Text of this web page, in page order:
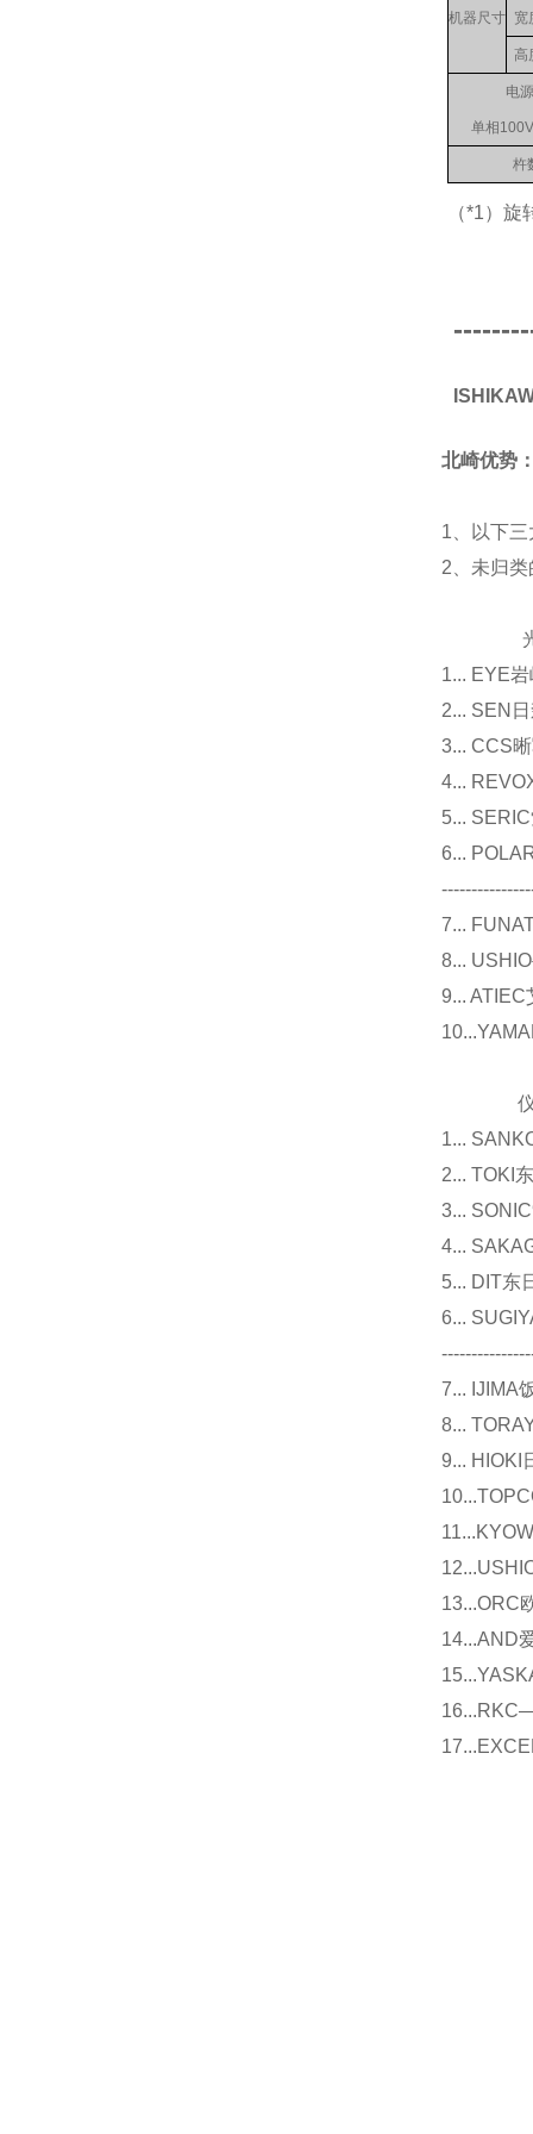
机器尺寸 宽
高
电
单相
杵
（*1）
北崎优势
1、以下
2、未归
光源
1... EYE
2... SEN
3... CCS
4...
5...
6...
7...
8...
9...
仪器
1...
2... TOKI
3...
4...
5... DIT东
6...
7... IJIMA
8...
9... HIOKI
13...ORC
14...AND